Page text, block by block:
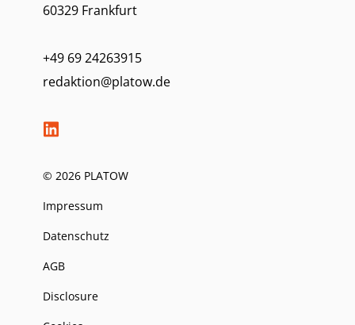
60329 Frankfurt
+49 69 24263915
redaktion@platow.de
© 2026 PLATOW
Impressum
Datenschutz
AGB
Disclosure